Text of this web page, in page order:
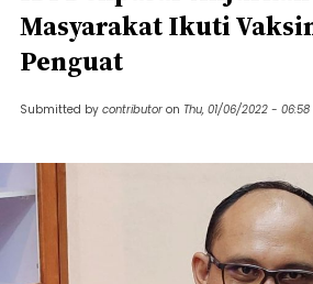
Masyarakat Ikuti
Penguat
Submitted by contributor on Thu, 01/06/2022 - 06:58